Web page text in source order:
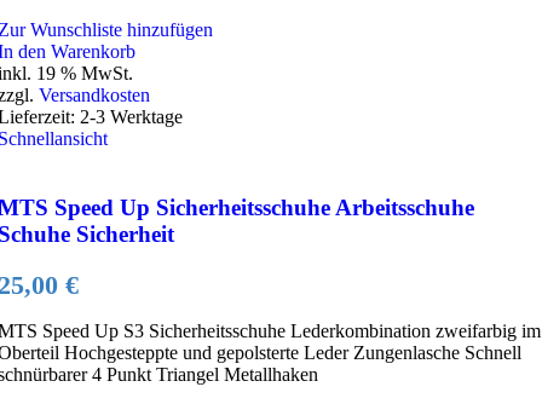
Wunschliste hinzufügen
den Warenkorb
19 % MwSt.
Versandkosten
2-3 Werktage
Speed Up Sicherheitsschuhe Arbeitsschuhe
Sicherheit
€
Speed Up S3 Sicherheitsschuhe Lederkombination zweifarbig im
Hochgesteppte und gepolsterte Leder Zungenlasche Schnell
4 Punkt Triangel Metallhaken